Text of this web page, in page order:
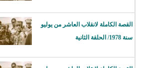
القصة الكاملة لانقلاب العاشر من يوليو
سنة 1978/ الحلقة الثانية